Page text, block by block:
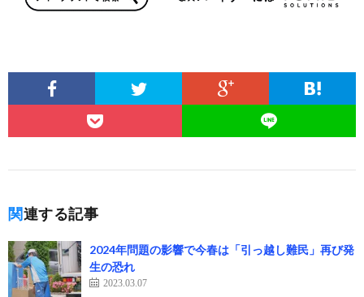
関連する記事
2024年問題の影響で今春は「引っ越し難民」再び発
生の恐れ
2023.03.07